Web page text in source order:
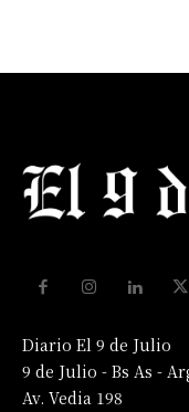
Diario El 9 de Julio
9 de Julio - Bs As -
Av. Vedia 198